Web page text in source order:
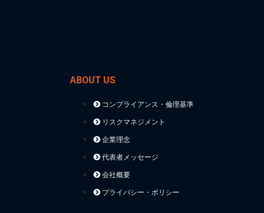
ABOUT US
コンプライアンス・倫理基準
リスクマネジメント
企業理念
代表者メッセージ
会社概要
プライバシー・ポリシー